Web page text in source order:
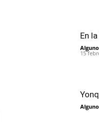
En
15